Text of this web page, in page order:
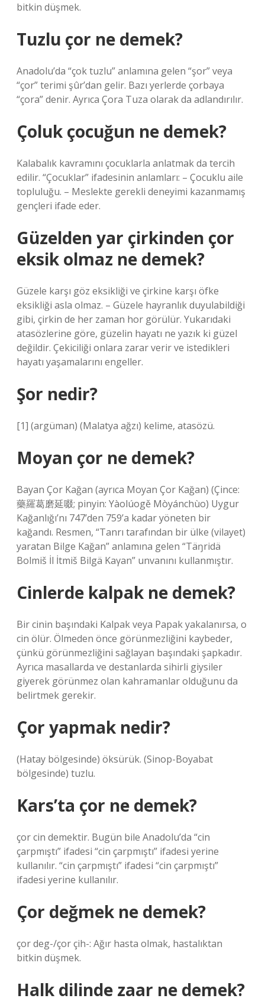
bitkin düşmek.
Tuzlu çor ne demek?
Anadolu’da “çok tuzlu” anlamına gelen “şor” veya
“çor” terimi şûr’dan gelir. Bazı yerlerde çorbaya
“çora” denir. Ayrıca Çora Tuza olarak da adlandırılır.
Çoluk çocuğun ne demek?
Kalabalık kavramını çocuklarla anlatmak da tercih
edilir. “Çocuklar” ifadesinin anlamları: – Çocuklu aile
topluluğu. – Meslekte gerekli deneyimi kazanmamış
gençleri ifade eder.
Güzelden yar çirkinden çor
eksik olmaz ne demek?
Güzele karşı göz eksikliği ve çirkine karşı öfke
eksikliği asla olmaz. – Güzele hayranlık duyulabildiği
gibi, çirkin de her zaman hor görülür. Yukarıdaki
atasözlerine göre, güzelin hayatı ne yazık ki güzel
değildir. Çekiciliği onlara zarar verir ve istedikleri
hayatı yaşamalarını engeller.
Şor nedir?
[1] (argüman) (Malatya ağzı) kelime, atasözü.
Moyan çor ne demek?
Bayan Çor Kağan (ayrıca Moyan Çor Kağan) (Çince:
藥羅葛磨延啜; pinyin: Yàolúogě Mòyánchùo) Uygur
Kağanlığı’nı 747’den 759’a kadar yöneten bir
kağandı. Resmen, “Tanrı tarafından bir ülke (vilayet)
yaratan Bilge Kağan” anlamına gelen “Täŋridä
Bolmiš İl İtmiš Bilgä Kaγan” unvanını kullanmıştır.
Cinlerde kalpak ne demek?
Bir cinin başındaki Kalpak veya Papak yakalanırsa, o
cin ölür. Ölmeden önce görünmezliğini kaybeder,
çünkü görünmezliğini sağlayan başındaki şapkadır.
Ayrıca masallarda ve destanlarda sihirli giysiler
giyerek görünmez olan kahramanlar olduğunu da
belirtmek gerekir.
Çor yapmak nedir?
(Hatay bölgesinde) öksürük. (Sinop-Boyabat
bölgesinde) tuzlu.
Kars’ta çor ne demek?
çor cin demektir. Bugün bile Anadolu’da “cin
çarpmıştı” ifadesi “cin çarpmıştı” ifadesi yerine
kullanılır. “cin çarpmıştı” ifadesi “cin çarpmıştı”
ifadesi yerine kullanılır.
Çor değmek ne demek?
çor deg-/çor çih-: Ağır hasta olmak, hastalıktan
bitkin düşmek.
Halk dilinde zaar ne demek?